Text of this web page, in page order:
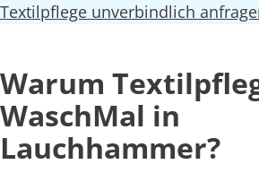
Textilpflege unverbindlich
Warum
WaschMal in
Lauchhammer?